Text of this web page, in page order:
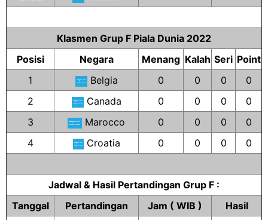
Klasmen Grup F Piala Dunia 2022
Posisi
Negara Menang Kalah Seri Point
1
Belgia 0 0 0
0
2
Canada 0 0 0
0
3
Marocco 0 0 0
0
4
Croatia 0 0 0 0
Jadwal & Hasil Pertandingan Grup F :
Tanggal
Pertandingan Jam ( WIB )
Hasil